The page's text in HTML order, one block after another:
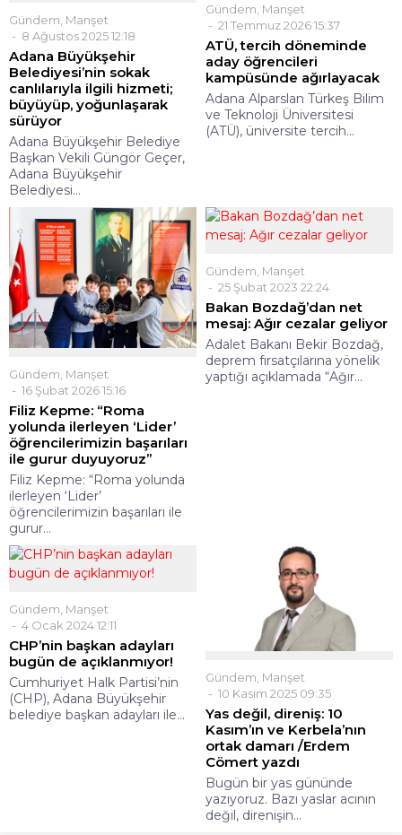
Gündem, Manşet
8 Ağustos 2025 12:18
Adana Büyükşehir
Belediyesi’nin sokak
canlılarıyla ilgili hizmeti;
büyüyüp, yoğunlaşarak
sürüyor
Adana Büyükşehir Belediye
Başkan Vekili Güngör Geçer,
Adana Büyükşehir
Belediyesi...
Gündem Manşet
21 Temmuz 2026 15:37
ATÜ, tercih döneminde
aday öğrencileri
kampüsünde ağırlayacak
Adana Alparslan Türkeş Bilim
ve Teknoloji Üniversitesi
(ATÜ), üniversite tercih...
Gündem Manşet
16 Şubat 2026 15:16
Filiz Kepme: “Roma
yolunda ilerleyen ‘Lider’
öğrencilerimizin başarıları
ile gurur duyuyoruz”
Filiz Kepme: “Roma yolunda
ilerleyen ‘Lider’
öğrencilerimizin başarıları ile
gurur...
Gündem, Manşet
25 Şubat 2023 22:24
Bakan Bozdağ’dan net
mesaj: Ağır cezalar geliyor
Adalet Bakanı Bekir Bozdağ,
deprem fırsatçılarına yönelik
yaptığı açıklamada “Ağır...
Gündem Manşet
4 Ocak 2024 12:11
CHP’nin başkan adayları
bugün de açıklanmıyor!
Cumhuriyet Halk Partisi’nin
(CHP), Adana Büyükşehir
belediye başkan adayları ile...
Gündem Manşet
10 Kasım 2025 09:35
Yas değil, direniş: 10
Kasım’ın ve Kerbela’nın
ortak damarı /Erdem
Cömert yazdı
Bugün bir yas gününde
yazıyoruz. Bazı yaslar acının
değil, direnişin...